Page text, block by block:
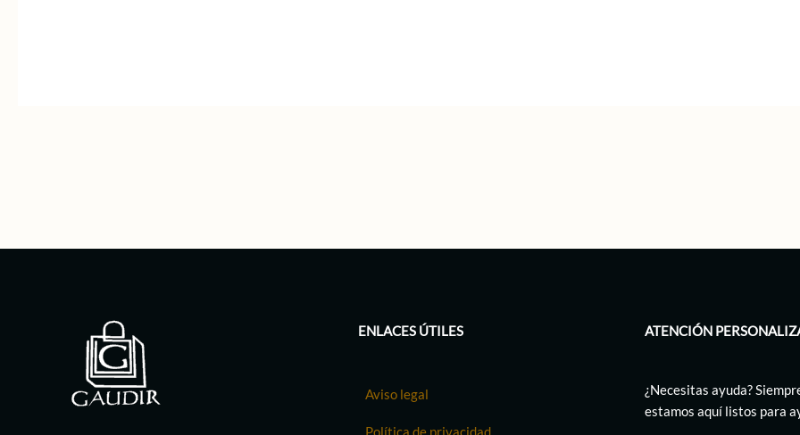
ENLACES ÚTILES
Aviso legal
Política de privacidad
ATENCIÓN
¿Necesitas ayuda?
estamos aquí listos para